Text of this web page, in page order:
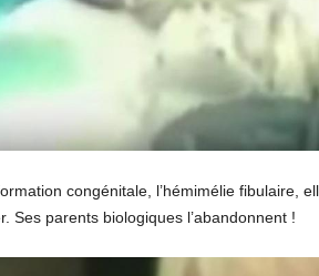
congénitale, l’hémimélie fibulaire,
Ses parents biologiques l’abandonnent !